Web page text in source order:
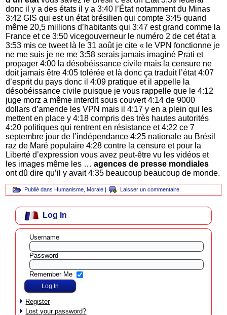
donc il y a des états il y a 3:40 l’État notamment du Minas
3:42 GIS qui est un état brésilien qui compte 3:45 quand
même 20,5 millions d’habitants qui 3:47 est grand comme la
France et ce 3:50 vicegouverneur le numéro 2 de cet état a
3:53 mis ce tweet là le 31 août je cite « le VPN fonctionne je
ne me suis je ne me 3:58 serais jamais imaginé Prati et
propager 4:00 la désobéissance civile mais la censure ne
doit jamais être 4:05 tolérée et là donc ça traduit l’état 4:07
d’esprit du pays donc il 4:09 pratique et il appelle la
désobéissance civile puisque je vous rappelle que le 4:12
juge morz a même interdit sous couvert 4:14 de 9000
dollars d’amende les VPN mais il 4:17 y en a plein qui les
mettent en place y 4:18 compris des très hautes autorités
4:20 politiques qui rentrent en résistance et 4:22 ce 7
septembre jour de l’indépendance 4:25 nationale au Brésil
raz de Maré populaire 4:28 contre la censure et pour la
Liberté d’expression vous avez peut-être vu les vidéos et
les images même les …agences de presse mondiales
ont dû dire qu’il y avait 4:35 beaucoup beaucoup de monde.
Publié dans Humanisme Morale | Laisser un commentaire
Log In
Username
Password
Remember Me
Register
Lost your password?